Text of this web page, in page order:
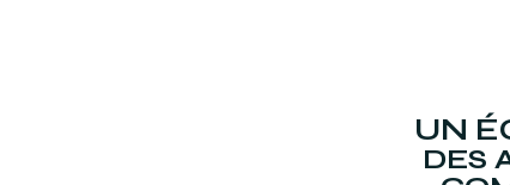
UN
DES